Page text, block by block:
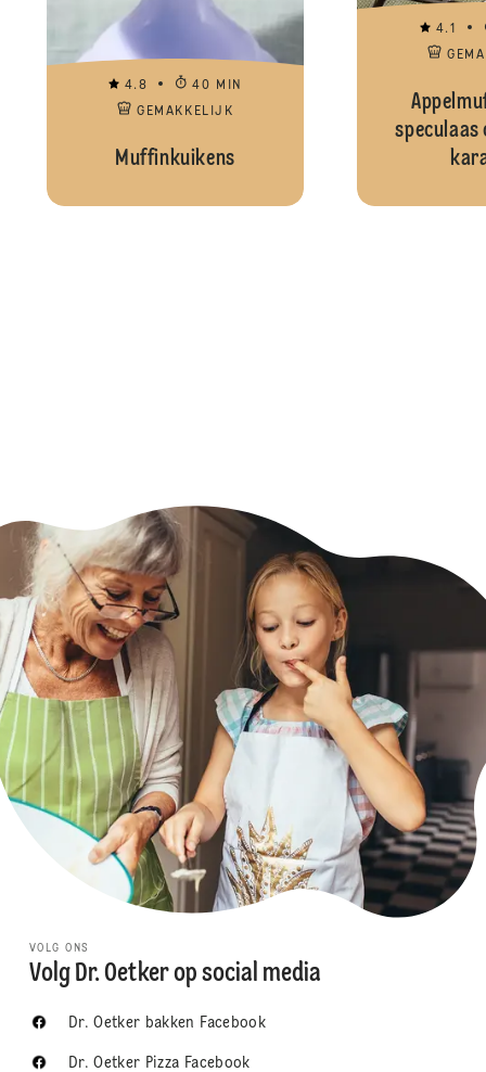
4.8
40 MIN
GEMAKKELIJK
Muffinkuikens
4.1
speculaas
VOLG ONS
Volg Dr. Oetker op social media
Dr. Oetker bakken Facebook
Dr. Oetker Pizza Facebook